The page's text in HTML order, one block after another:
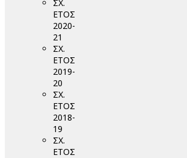
ΣΧ.
ΕΤΟΣ
2020-
21
ΣΧ.
ΕΤΟΣ
2019-
20
ΣΧ.
ΕΤΟΣ
2018-
19
ΣΧ.
ΕΤΟΣ